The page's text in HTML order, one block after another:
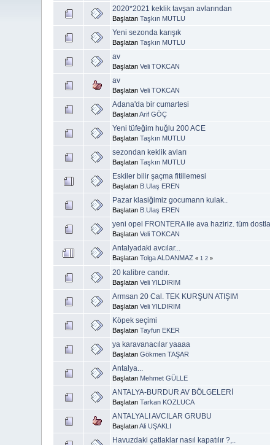
2020*2021 keklik tavşan avlarından
BaşlatanTaşkın MUTLU
Yeni sezonda karışık
BaşlatanTaşkın MUTLU
av
BaşlatanVeli TOKCAN
av
BaşlatanVeli TOKCAN
Adana'da bir cumartesi
BaşlatanArif GÖÇ
Yeni tüfeğim huğlu 200 ACE
BaşlatanTaşkın MUTLU
sezondan keklik avları
BaşlatanTaşkın MUTLU
Eskiler bilir şaçma fitillemesi
Başlatan B.Ulaş EREN
Pazar klasiğimiz gocumann kulak..
Başlatan B.Ulaş EREN
yeni opel FRONTERA ile ava haziriz. tüm
BaşlatanVeli TOKCAN
Antalyadaki avcılar...
BaşlatanTolga ALDANMAZ « 1 2 »
20 kalibre candır.
BaşlatanVeli YILDIRIM
Armsan 20 Cal. TEK KURŞUN ATIŞIM
BaşlatanVeli YILDIRIM
Köpek seçimi
BaşlatanTayfun EKER
ya karavanacılar yaaaa
BaşlatanGökmen TAŞAR
Antalya...
Başlatan Mehmet GÜLLE
ANTALYA-BURDUR AV BÖLGELERİ
BaşlatanTarkan KOZLUCA
ANTALYALI AVCILAR GRUBU
BaşlatanAli UŞAKLI
Havuzdaki çatlaklar nasıl kapatılır ?,..